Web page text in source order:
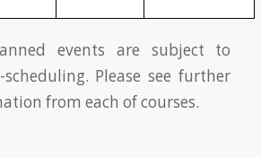
events are subject to
Please see further
from each of courses.